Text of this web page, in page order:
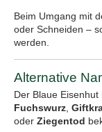
Beim Umgang mit
oder Schneiden –
werden.
Alternative
Der Blaue
Fuchswurz
oder Ziegentod